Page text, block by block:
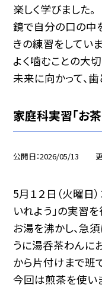
楽しく学びました。
鏡で自分の口の中
きの練習をしていま
よく噛むことの大
未来に向かって、
家庭科実習「お
公開日 2026/05/13
5月１２日（火曜日
いれよう」の実習
お湯を沸かし、急
うに湯呑茶わんに
から片付けまで班
今回は煎茶を使い